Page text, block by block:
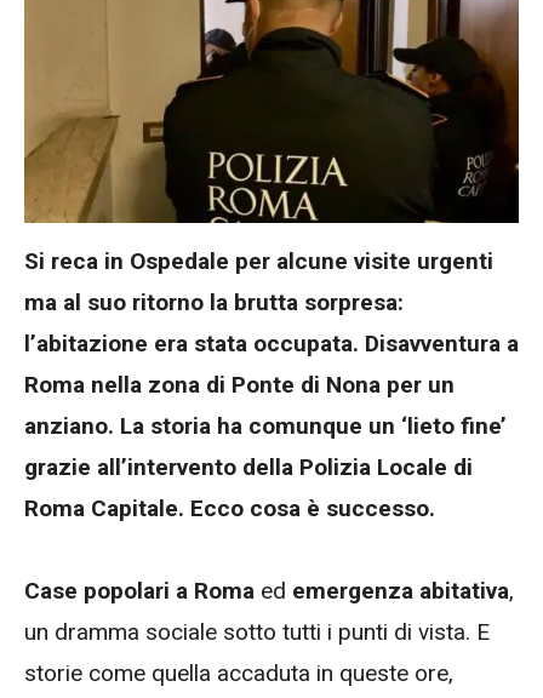
Si reca in Ospedale per alcune visite urgenti
ma al suo ritorno la brutta sorpresa:
l’abitazione era stata occupata. Disavventura a
Roma nella zona di Ponte di Nona per un
anziano. La storia ha comunque un ‘lieto fine’
grazie all’intervento della Polizia Locale di
Roma Capitale. Ecco cosa è successo.
Case popolari a Roma ed emergenza abitativa,
un dramma sociale sotto tutti i punti di vista. E
storie come quella accaduta in queste ore,